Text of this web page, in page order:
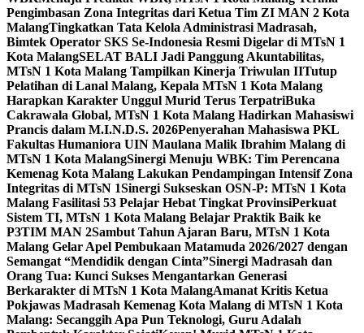
Pengimbasan Zona Integritas dari Ketua Tim ZI MAN 2 Kota
MalangTingkatkan Tata Kelola Administrasi Madrasah,
Bimtek Operator SKS Se-Indonesia Resmi Digelar di MTsN 1
Kota MalangSELAT BALI Jadi Panggung Akuntabilitas,
MTsN 1 Kota Malang Tampilkan Kinerja Triwulan IITutup
Pelatihan di Lanal Malang, Kepala MTsN 1 Kota Malang
Harapkan Karakter Unggul Murid Terus TerpatriBuka
Cakrawala Global, MTsN 1 Kota Malang Hadirkan Mahasiswi
Prancis dalam M.I.N.D.S. 2026Penyerahan Mahasiswa PKL
Fakultas Humaniora UIN Maulana Malik Ibrahim Malang di
MTsN 1 Kota MalangSinergi Menuju WBK: Tim Perencana
Kemenag Kota Malang Lakukan Pendampingan Intensif Zona
Integritas di MTsN 1Sinergi Sukseskan OSN-P: MTsN 1 Kota
Malang Fasilitasi 53 Pelajar Hebat Tingkat ProvinsiPerkuat
Sistem TI, MTsN 1 Kota Malang Belajar Praktik Baik ke
P3TIM MAN 2Sambut Tahun Ajaran Baru, MTsN 1 Kota
Malang Gelar Apel Pembukaan Matamuda 2026/2027 dengan
Semangat “Mendidik dengan Cinta”Sinergi Madrasah dan
Orang Tua: Kunci Sukses Mengantarkan Generasi
Berkarakter di MTsN 1 Kota MalangAmanat Kritis Ketua
Pokjawas Madrasah Kemenag Kota Malang di MTsN 1 Kota
Malang: Secanggih Apa Pun Teknologi, Guru Adalah